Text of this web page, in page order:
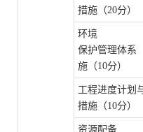
措施（20分）
环境
保护管理体系
施（10分）
工程进度计划
措施（10分）
资源配备